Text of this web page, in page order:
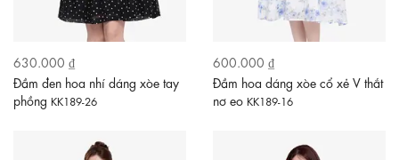
630.000 ₫
Đầm đen hoa nhí dáng xòe tay
phồng KK189-26
600.000 ₫
Đầm hoa dáng xòe cổ xẻ V thắt
nơ eo KK189-16